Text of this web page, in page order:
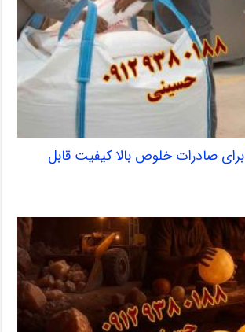
تولید نمک PVD برای صادرات خلوص بالا کیفیت قابل